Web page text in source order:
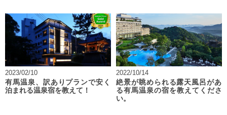
2023/02/10
有馬温泉、訳ありプランで安く
泊まれる温泉宿を教えて！
2022/10/14
絶景が眺められる露天風呂があ
る有馬温泉の宿を教えてくださ
い。